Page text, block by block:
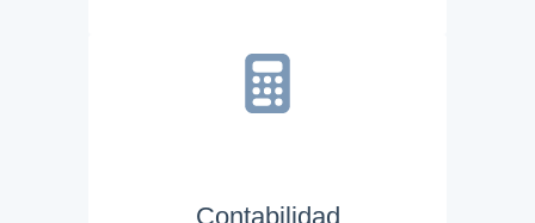
Contabilidad